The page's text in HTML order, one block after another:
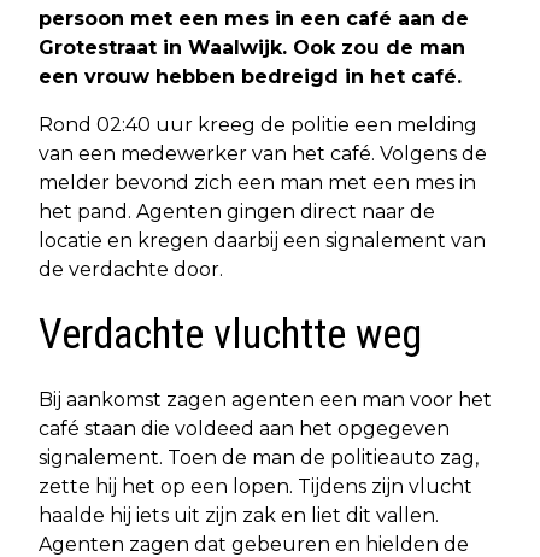
persoon met een mes in een café aan de
Grotestraat in Waalwijk. Ook zou de man
een vrouw hebben bedreigd in het café.
Rond 02:40 uur kreeg de politie een melding
van een medewerker van het café. Volgens de
melder bevond zich een man met een mes in
het pand. Agenten gingen direct naar de
locatie en kregen daarbij een signalement van
de verdachte door.
Verdachte vluchtte weg
Bij aankomst zagen agenten een man voor het
café staan die voldeed aan het opgegeven
signalement. Toen de man de politieauto zag,
zette hij het op een lopen. Tijdens zijn vlucht
haalde hij iets uit zijn zak en liet dit vallen.
Agenten zagen dat gebeuren en hielden de